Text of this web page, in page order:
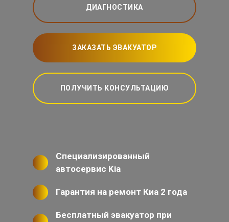
ДИАГНОСТИКА
ЗАКАЗАТЬ ЭВАКУАТОР
ПОЛУЧИТЬ КОНСУЛЬТАЦИЮ
Специализированный
автосервис Kia
Гарантия на ремонт Киа 2 года
Бесплатный эвакуатор при